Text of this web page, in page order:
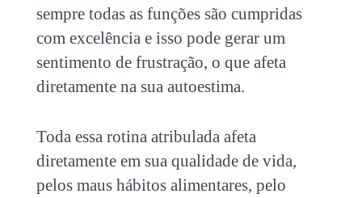
sempre todas as funções são cumpridas
com excelência e isso pode gerar um
sentimento de frustração, o que afeta
diretamente na sua autoestima.
Toda essa rotina atribulada afeta
diretamente em sua qualidade de vida,
pelos maus hábitos alimentares, pelo